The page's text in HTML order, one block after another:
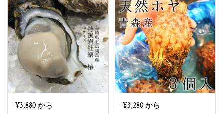
定価
¥3,880 から 定価
¥3,280 から